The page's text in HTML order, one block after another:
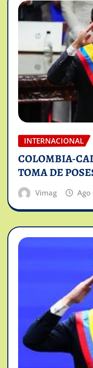
INTERNACIONAL
COLOMBIA-
TOMA DE
Vimag Ago